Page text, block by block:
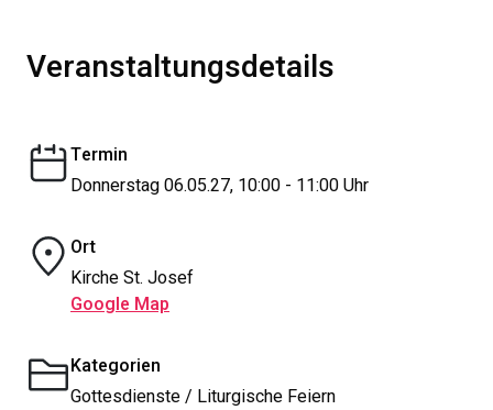
Veranstaltungsdetails
Termin
Donnerstag 06.05.27, 10:00 - 11:00 Uhr
Ort
Kirche St. Josef
Google Map
Kategorien
Gottesdienste / Liturgische Feiern